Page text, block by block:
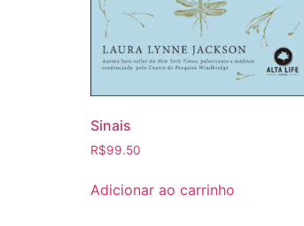
Sinais
R$99.50
Adicionar ao carrinho